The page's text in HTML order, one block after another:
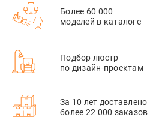
Более 60 000
моделей в каталоге
Подбор люстр
по дизайн-проектам
За 10 лет доставлено
более 22 000 заказов